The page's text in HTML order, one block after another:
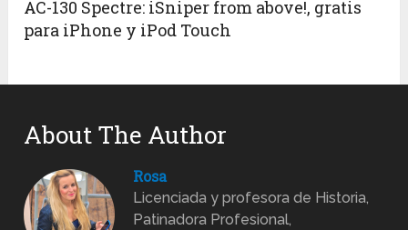
AC-130 Spectre: iSniper from above!, gratis
para iPhone y iPod Touch
About The Author
Rosa
Licenciada y profesora de Historia,
Patinadora Profesional,